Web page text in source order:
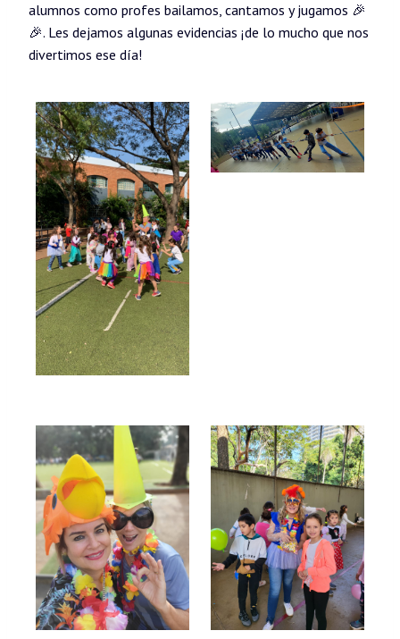
alumnos como profes bailamos, cantamos y jugamos 🎉
🎉. Les dejamos algunas evidencias ¡de lo mucho que nos
divertimos ese día!